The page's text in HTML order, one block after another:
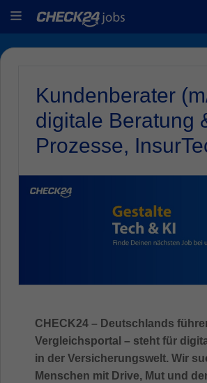
Kundenberater
digitale Beratung
Prozesse,
CHECK24 – Deutschlands
Vergleichsportal – steht für
in der Versicherungswelt. Wir
Menschen mit Drive, Mut und